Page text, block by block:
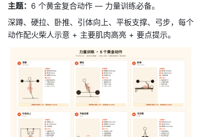
主题： 6 个黄金复合动作 — 力量训练必备。
深蹲、硬拉、卧推、引体向上、平板支撑、弓步，每个
动作配火柴人示意 + 主要肌肉高亮 + 要点提示。